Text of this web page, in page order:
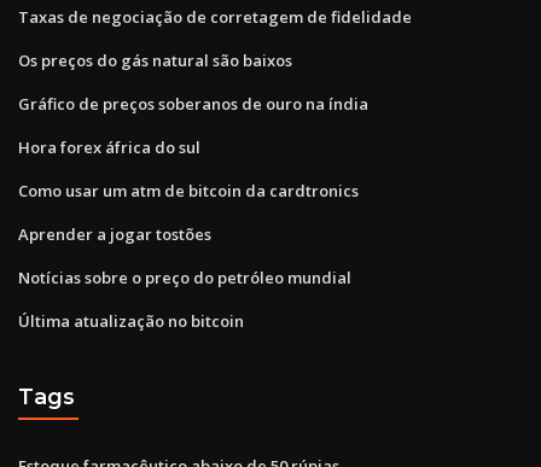
Taxas de negociação de corretagem de fidelidade
Os preços do gás natural são baixos
Gráfico de preços soberanos de ouro na índia
Hora forex áfrica do sul
Como usar um atm de bitcoin da cardtronics
Aprender a jogar tostões
Notícias sobre o preço do petróleo mundial
Última atualização no bitcoin
Tags